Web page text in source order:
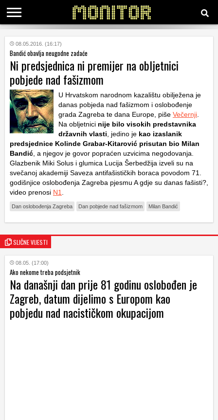
KATEGORIJE
HRVATSKI
WEB
08.05.2016. (16:17)
Bandić obavlja neugodne zadaće
Ni predsjednica ni premijer na obljetnici
pobjede nad fašizmom
U Hrvatskom narodnom kazalištu obilježena je
danas pobjeda nad fašizmom i oslobođenje
grada Zagreba te dana Europe, piše Večernji
Na obljetnici nije bilo visokih predstavnika
državnih vlasti , jedino je kao izaslanik
predsjednice Kolinde Grabar-Kitarović prisutan bio Milan
Bandić , a njegov je govor popraćen uzvicima negodovanja.
Glazbenik Miki Solus i glumica Lucija Šerbedžija izveli su na
svečanoj akademiji Saveza antifašističkih boraca povodom 71.
godišnjice oslobođenja Zagreba pjesmu A gdje su danas fašisti?
video prenosi N1
Dan oslobođenja Zagreba Dan pobjede nad fašizmom Milan Bandić
SLIČNE VIJESTI
08.05. (17:00)
Ako nekome treba podsjetnik
Na današnji dan prije 81 godinu oslobođen je
Zagreb, datum dijelimo s Europom kao
pobjedu nad nacističkom okupacijom